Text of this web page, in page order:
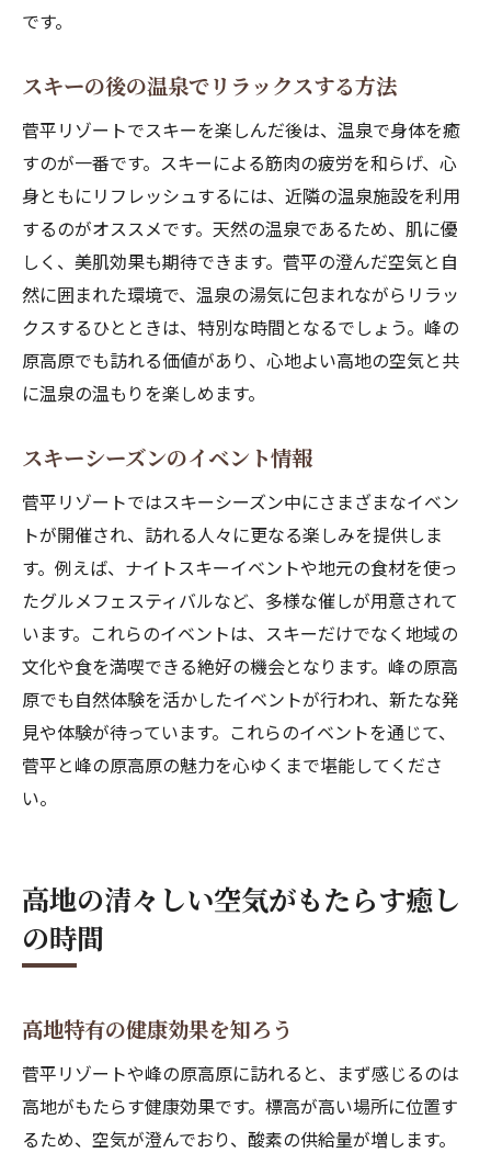
です。
スキーの後の温泉でリラックスする方法
菅平リゾートでスキーを楽しんだ後は、温泉で身体を癒
すのが一番です。スキーによる筋肉の疲労を和らげ、心
身ともにリフレッシュするには、近隣の温泉施設を利用
するのがオススメです。天然の温泉であるため、肌に優
しく、美肌効果も期待できます。菅平の澄んだ空気と自
然に囲まれた環境で、温泉の湯気に包まれながらリラッ
クスするひとときは、特別な時間となるでしょう。峰の
原高原でも訪れる価値があり、心地よい高地の空気と共
に温泉の温もりを楽しめます。
スキーシーズンのイベント情報
菅平リゾートではスキーシーズン中にさまざまなイベン
トが開催され、訪れる人々に更なる楽しみを提供しま
す。例えば、ナイトスキーイベントや地元の食材を使っ
たグルメフェスティバルなど、多様な催しが用意されて
います。これらのイベントは、スキーだけでなく地域の
文化や食を満喫できる絶好の機会となります。峰の原高
原でも自然体験を活かしたイベントが行われ、新たな発
見や体験が待っています。これらのイベントを通じて、
菅平と峰の原高原の魅力を心ゆくまで堪能してくださ
い。
高地の清々しい空気がもたらす癒し
の時間
高地特有の健康効果を知ろう
菅平リゾートや峰の原高原に訪れると、まず感じるのは
高地がもたらす健康効果です。標高が高い場所に位置す
るため、空気が澄んでおり、酸素の供給量が増します。